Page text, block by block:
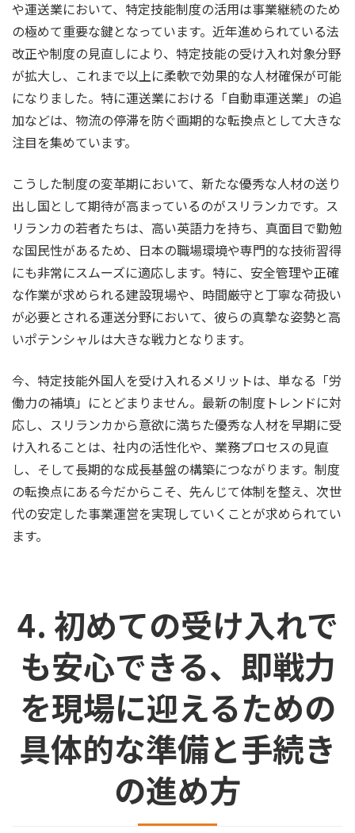
や運送業において、特定技能制度の活用は事業継続のため
の極めて重要な鍵となっています。近年進められている法
改正や制度の見直しにより、特定技能の受け入れ対象分野
が拡大し、これまで以上に柔軟で効果的な人材確保が可能
になりました。特に運送業における「自動車運送業」の追
加などは、物流の停滞を防ぐ画期的な転換点として大きな
注目を集めています。
こうした制度の変革期において、新たな優秀な人材の送り
出し国として期待が高まっているのがスリランカです。ス
リランカの若者たちは、高い英語力を持ち、真面目で勤勉
な国民性があるため、日本の職場環境や専門的な技術習得
にも非常にスムーズに適応します。特に、安全管理や正確
な作業が求められる建設現場や、時間厳守と丁寧な荷扱い
が必要とされる運送分野において、彼らの真摯な姿勢と高
いポテンシャルは大きな戦力となります。
今、特定技能外国人を受け入れるメリットは、単なる「労
働力の補填」にとどまりません。最新の制度トレンドに対
応し、スリランカから意欲に満ちた優秀な人材を早期に受
け入れることは、社内の活性化や、業務プロセスの見直
し、そして長期的な成長基盤の構築につながります。制度
の転換点にある今だからこそ、先んじて体制を整え、次世
代の安定した事業運営を実現していくことが求められてい
ます。
4. 初めての受け入れで
も安心できる、即戦力
を現場に迎えるための
具体的な準備と手続き
の進め方